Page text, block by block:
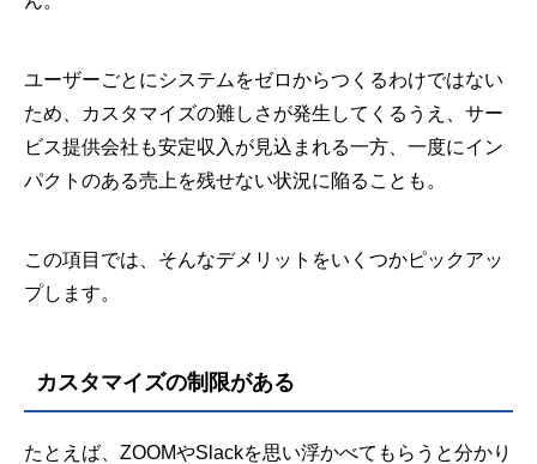
ユーザーごとにシステムをゼロからつくるわけではない
ため、カスタマイズの難しさが発生してくるうえ、サー
ビス提供会社も安定収入が見込まれる一方、一度にイン
パクトのある売上を残せない状況に陥ることも。
この項目では、そんなデメリットをいくつかピックアッ
プします。
カスタマイズの制限がある
たとえば、ZOOMやSlackを思い浮かべてもらうと分かり